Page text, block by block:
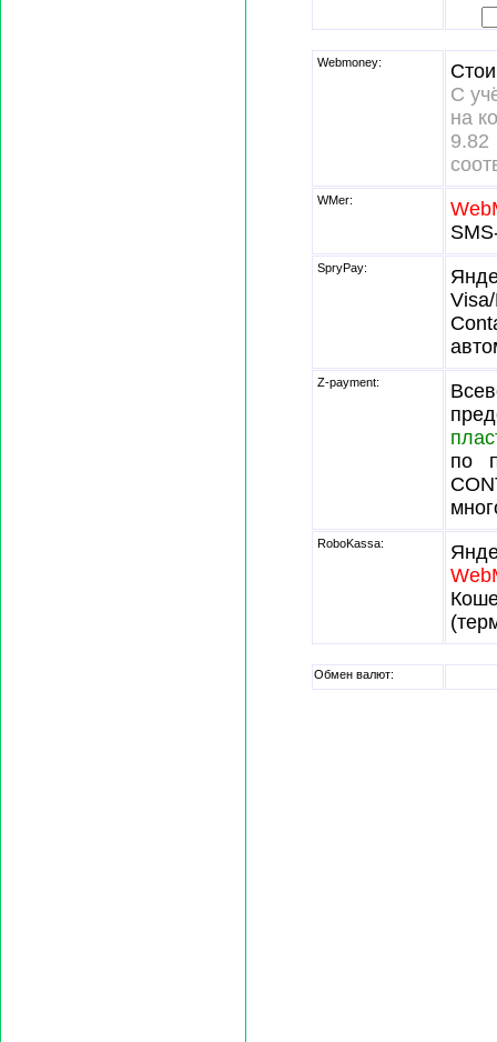
Webmoney:
С
на
WMer:
SpryPay:
Z-payment:
по
RoboKassa:
Обмен валют: